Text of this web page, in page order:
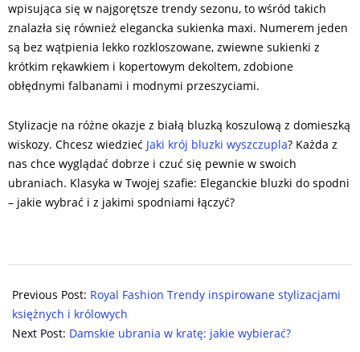
wpisująca się w najgorętsze trendy sezonu, to wśród takich
znalazła się również elegancka sukienka maxi. Numerem jeden
są bez wątpienia lekko rozkloszowane, zwiewne sukienki z
krótkim rękawkiem i kopertowym dekoltem, zdobione
obłędnymi falbanami i modnymi przeszyciami.
Stylizacje na różne okazje z białą bluzką koszulową z domieszką
wiskozy. Chcesz wiedzieć Jaki krój bluzki wyszczupla? Każda z
nas chce wyglądać dobrze i czuć się pewnie w swoich
ubraniach. Klasyka w Twojej szafie: Eleganckie bluzki do spodni
– jakie wybrać i z jakimi spodniami łączyć?
01-
27
Previous Post: Royal Fashion Trendy inspirowane stylizacjami
księżnych i królowych
Next Post: Damskie ubrania w kratę: jakie wybierać?